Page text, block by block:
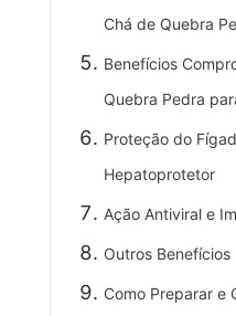
Chá de Quebra
Benefícios
Quebra Pedra
Proteção do
Hepatoprotetor
Ação Antiviral e
Outros
Como Preparar e